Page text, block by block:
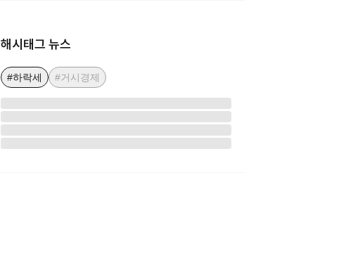
해시태그 뉴스
#하락세 #거시경제